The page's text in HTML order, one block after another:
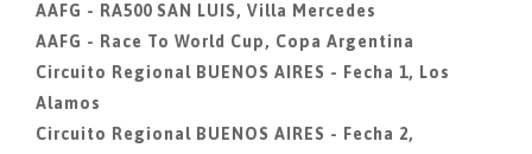
AAFG - RA500 SAN LUIS, Villa Mercedes
AAFG - Race To World Cup, Copa Argentina
Circuito Regional BUENOS AIRES - Fecha 1, Los
Alamos
Circuito Regional BUENOS AIRES - Fecha 2,